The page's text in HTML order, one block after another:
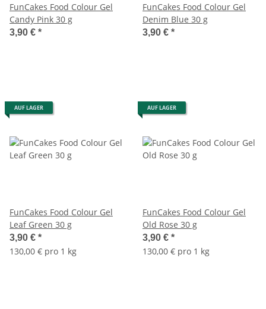
FunCakes Food Colour Gel
Candy Pink 30 g
3,90 € *
FunCakes Food Colour Gel
Denim Blue 30 g
3,90 € *
AUF LAGER
FunCakes Food Colour Gel
Leaf Green 30 g
3,90 € *
130,00 € pro 1 kg
AUF LAGER
FunCakes Food Colour Gel
Old Rose 30 g
3,90 € *
130,00 € pro 1 kg